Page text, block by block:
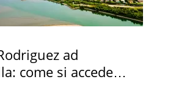
ad
come si accede